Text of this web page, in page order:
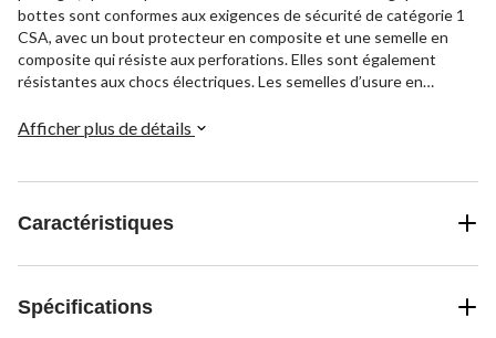
bottes sont conformes aux exigences de sécurité de catégorie 1
CSA, avec un bout protecteur en composite et une semelle en
composite qui résiste aux perforations. Elles sont également
résistantes aux chocs électriques. Les semelles d’usure en
debout sur les chantiers glissants.
Afficher plus de détails
Caractéristiques
Spécifications